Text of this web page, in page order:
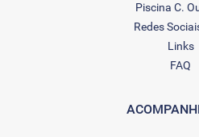
Piscina C.
Redes
Links
FAQ